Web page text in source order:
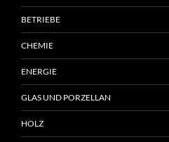
BETRIEBE
CHEMIE
ENERGIE
GLAS UND PORZELLAN
HOLZ